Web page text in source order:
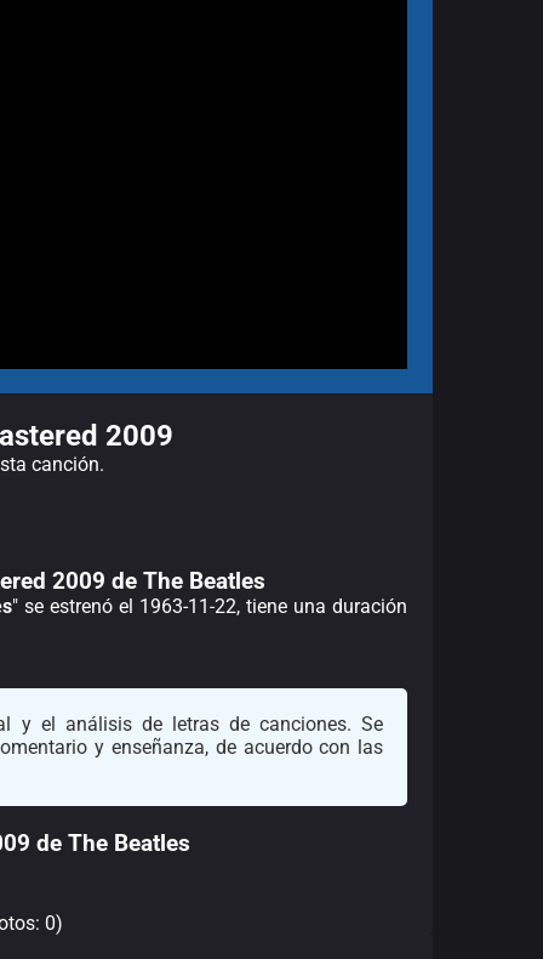
2009
canción.
2009 de The Beatles
" se estrenó el 1963-11-22, tiene una duración
y el análisis de letras de canciones. Se
y enseñanza, de acuerdo con las
de The Beatles
0)